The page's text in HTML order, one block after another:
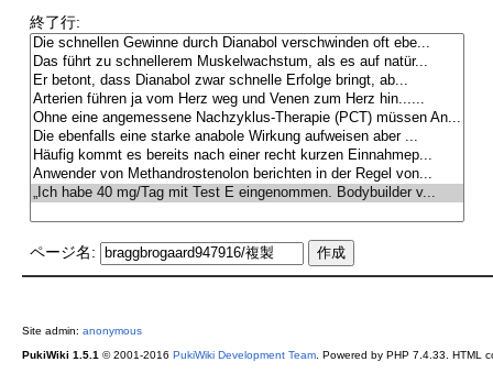
終了行:
ページ名:
Site admin: anonymous
PukiWiki 1.5.1 © 2001-2016 PukiWiki Development Team. Powered by PHP 7.4.33. HTML